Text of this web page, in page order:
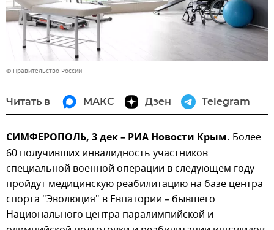
© Правительство России
Читать в МАКС Дзен Telegram
СИМФЕРОПОЛЬ, 3 дек – РИА Новости Крым. Более
60 получивших инвалидность участников
специальной военной операции в следующем году
пройдут медицинскую реабилитацию на базе центра
спорта "Эволюция" в Евпатории – бывшего
Национального центра паралимпийской и